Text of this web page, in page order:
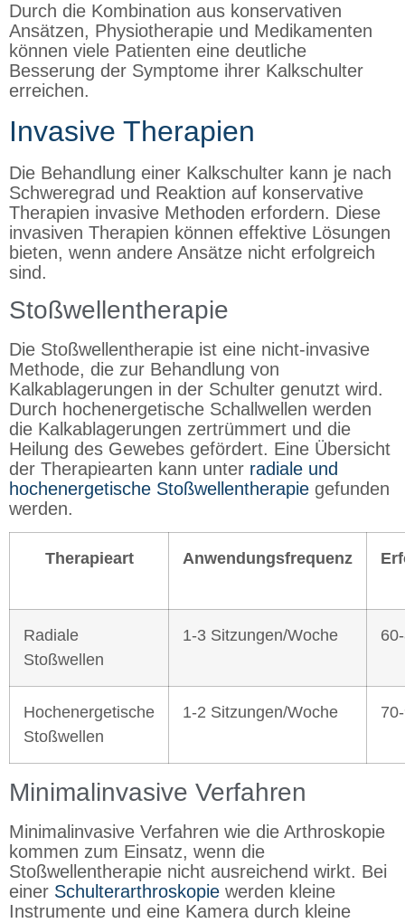
Durch die Kombination aus konservativen
Ansätzen, Physiotherapie und Medikamenten
können viele Patienten eine deutliche
Besserung der Symptome ihrer Kalkschulter
erreichen.
Invasive Therapien
Die Behandlung einer Kalkschulter kann je nach
Schweregrad und Reaktion auf konservative
Therapien invasive Methoden erfordern. Diese
invasiven Therapien können effektive Lösungen
bieten, wenn andere Ansätze nicht erfolgreich
sind.
Stoßwellentherapie
Die Stoßwellentherapie ist eine nicht-invasive
Methode, die zur Behandlung von
Kalkablagerungen in der Schulter genutzt wird.
Durch hochenergetische Schallwellen werden
die Kalkablagerungen zertrümmert und die
Heilung des Gewebes gefördert. Eine Übersicht
der Therapiearten kann unter radiale und
hochenergetische Stoßwellentherapie gefunden
werden.
Therapieart Anwendungsfrequenz
Radiale
Stoßwellen
1-3 Sitzungen/Woche
Hochenergetische
Stoßwellen
1-2 Sitzungen/Woche
Minimalinvasive Verfahren
Minimalinvasive Verfahren wie die Arthroskopie
kommen zum Einsatz, wenn die
Stoßwellentherapie nicht ausreichend wirkt. Bei
einer Schulterarthroskopie werden kleine
Instrumente und eine Kamera durch kleine